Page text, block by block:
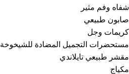
شفاه وفم مثير
صابون طبيعي
كريمات وجل
مستحضرات التجميل المضادة للشيخوخة
مقشر طبيعي تايلاندي
مكياج